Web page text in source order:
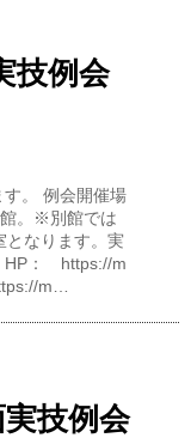
技例会
。 例会開催場
。※別館では
となります。実
HP： https://m
m…
技例会